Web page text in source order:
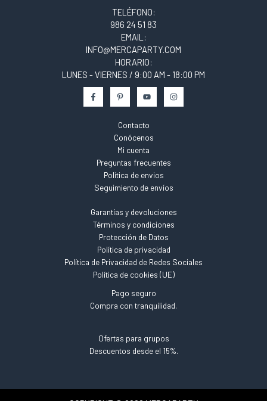
TELÉFONO:
986 24 51 83
EMAIL:
INFO@MERCAPARTY.COM
HORARIO:
LUNES - VIERNES / 9:00 AM - 18:00 PM
Contacto
Conócenos
Mi cuenta
Preguntas frecuentes
Política de envios
Seguimiento de envíos
Garantías y devoluciones
Términos y condiciones
Protección de Datos
Política de privacidad
Política de Privacidad de Redes Sociales
Política de cookies (UE)
Pago seguro
Compra con tranquilidad.
Ofertas para grupos
Descuentos desde el 15%.